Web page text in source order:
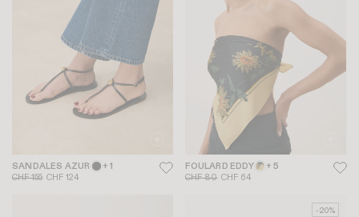
SANDALES AZUR + 1
CHF 155 CHF 124
FOULARD EDDY + 5
CHF 80 CHF 64
-20%